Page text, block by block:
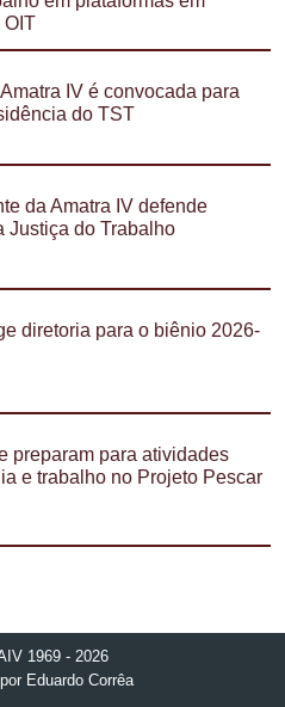
OIT
IV é convocada para
do TST
da Amatra IV defende
Justiça do Trabalho
diretoria para o biênio 2026-
preparam para atividades
e trabalho no Projeto Pescar
1969 - 2026
Eduardo Corrêa